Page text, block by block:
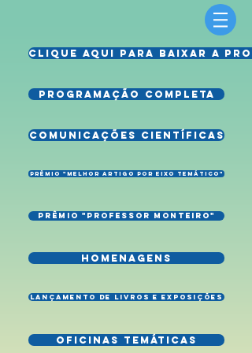
CLIQUE AQUI PARA BAIXAR A
PROGRAMAÇÃO COMPLETA
COMUNICAÇÕES CIENTÍFICAS
PRÊMIO "MELHOR ARTIGO POR EIXO TEMÁTICO"
PRÊMIO "PROFESSOR MONTEIRO"
HOMENAGENS
LANÇAMENTO DE LIVROS E EXPOSIÇÕES
OFICINAS TEMÁTICAS